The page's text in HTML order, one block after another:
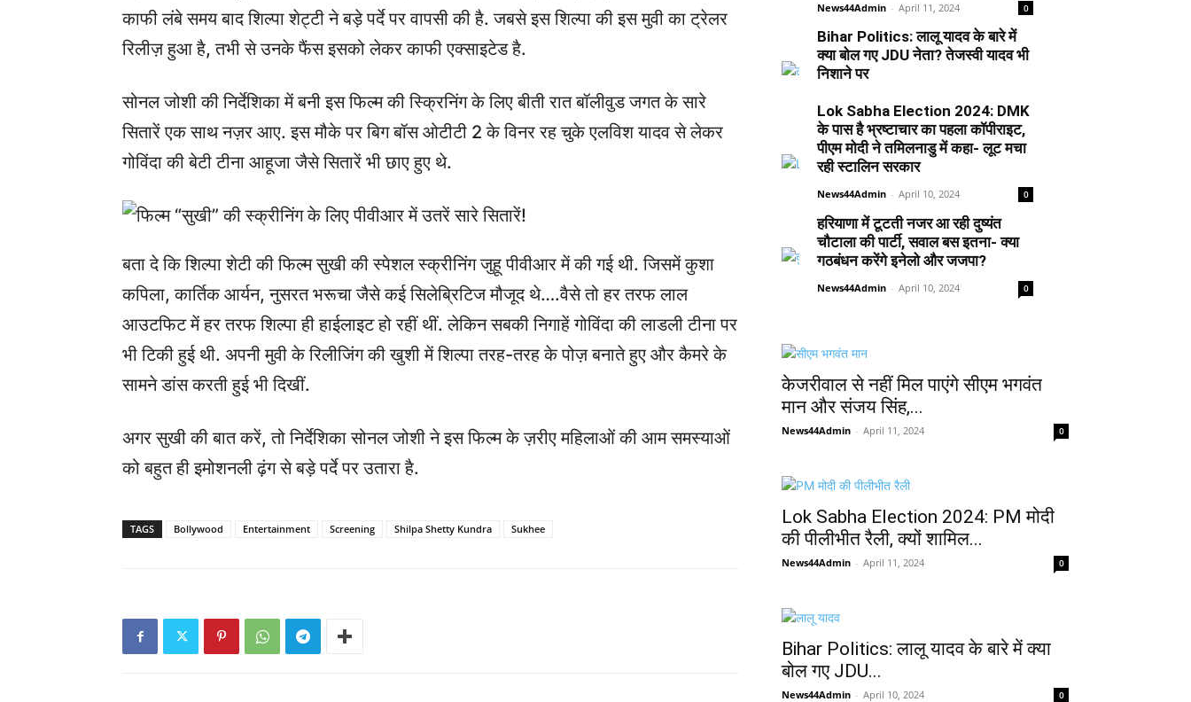
काफी लंबे समय बाद शिल्पा शेट्टी ने बड़े पर्दे पर वापसी की है. जबसे इस शिल्पा की इस मुवी का ट्रेलर
रिलीज़ हुआ है, तभी से उनके फैंस इसको लेकर काफी एक्साइटेड है.
सोनल जोशी की निर्देशिका में बनी इस फिल्म की स्क्रिनिंग के लिए बीती रात बॉलीवुड जगत के सारे
सितारें एक साथ नज़र आए. इस मौके पर बिग बॉस ओटीटी 2 के विनर रह चुके एलविश यादव से लेकर
गोविंदा की बेटी टीना आहूजा जैसे सितारें भी छाए हुए थे.
बता दे कि शिल्पा शेटी की फिल्म सुखी की स्पेशल स्क्रीनिंग जुहू पीवीआर में की गई थी. जिसमें कुशा
कपिला, कार्तिक आर्यन, नुसरत भरूचा जैसे कई सिलेब्रिटिज मौजूद थे….वैसे तो हर तरफ लाल
आउटफिट में हर तरफ शिल्पा ही हाईलाइट हो रहीं थीं. लेकिन सबकी निगाहें गोविंदा की लाडली टीना पर
भी टिकी हुई थी. अपनी मुवी के रिलीजिंग की खुशी में शिल्पा तरह-तरह के पोज़ बनाते हुए और कैमरे के
सामने डांस करती हुई भी दिखीं.
अगर सुखी की बात करें, तो निर्देशिका सोनल जोशी ने इस फिल्म के ज़रीए महिलाओं की आम समस्याओं
को बहुत ही इमोशनली ढ़ंग से बड़े पर्दे पर उतारा है.
TAGS Bollywood Entertainment Screening Shilpa Shetty Kundra Sukhee
News44Admin - April 11, 2024 0
Bihar Politics: लालू यादव के बारे में
क्या बोल गए JDU नेता? तेजस्वी यादव भी
निशाने पर
Lok Sabha Election 2024: DMK
के पास है भ्रष्टाचार का पहला कॉपीराइट,
पीएम मोदी ने तमिलनाडु में कहा- लूट मचा
रही स्टालिन सरकार
News44Admin - April 10, 2024 0
हरियाणा में टूटती नजर आ रही दुष्यंत
चौटाला की पार्टी, सवाल बस इतना- क्या
गठबंधन करेंगे इनेलो और जजपा?
News44Admin - April 10, 2024 0
केजरीवाल से नहीं मिल पाएंगे सीएम भगवंत
मान और संजय सिंह,...
News44Admin - April 11, 2024 0
Lok Sabha Election 2024: PM मोदी
की पीलीभीत रैली, क्यों शामिल...
News44Admin - April 11, 2024 0
Bihar Politics: लालू यादव के बारे में क्या
बोल गए JDU...
News44Admin - April 10, 2024 0